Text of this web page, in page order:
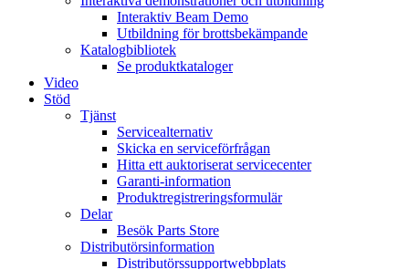
Interaktiv Beam Demo
Utbildning för brottsbekämpande
Katalogbibliotek
Se produktkataloger
Video
Stöd
Tjänst
Servicealternativ
Skicka en serviceförfrågan
Hitta ett auktoriserat servicecenter
Garanti-information
Produktregistreringsformulär
Delar
Besök Parts Store
Distributörsinformation
Distributörssupportwebbplats